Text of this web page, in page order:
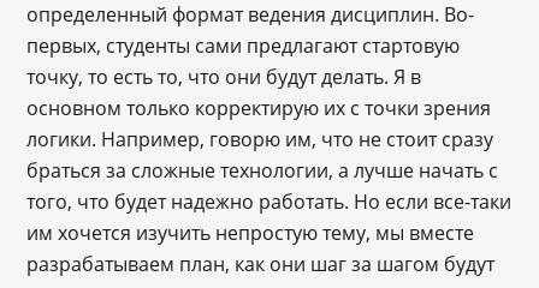
определенный формат ведения дисциплин. Во-
первых, студенты сами предлагают стартовую
точку, то есть то, что они будут делать. Я в
основном только корректирую их с точки зрения
логики. Например, говорю им, что не стоит сразу
браться за сложные технологии, а лучше начать с
того, что будет надежно работать. Но если все-таки
им хочется изучить непростую тему, мы вместе
разрабатываем план, как они шаг за шагом будут